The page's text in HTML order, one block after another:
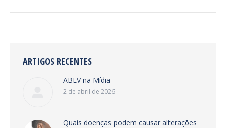
ARTIGOS RECENTES
ABLV na Mídia
2 de abril de 2026
Quais doenças podem causar alterações